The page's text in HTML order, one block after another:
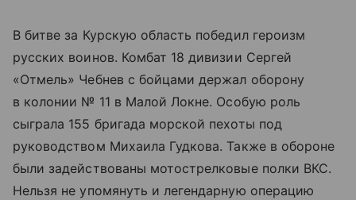
В битве за Курскую область победил героизм
русских воинов. Комбат 18 дивизии Сергей
«Отмель» Чебнев с бойцами держал оборону
в колонии № 11 в Малой Локне. Особую роль
сыграла 155 бригада морской пехоты под
руководством Михаила Гудкова. Также в обороне
были задействованы мотострелковые полки ВКС.
Нельзя не упомянуть и легендарную операцию